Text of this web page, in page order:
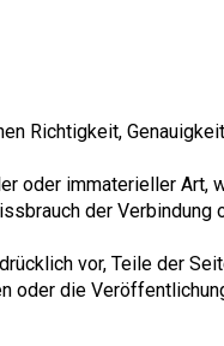
Richtigkeit,
oder immaterieller Art,
der Verbindung
vor, Teile der
oder die